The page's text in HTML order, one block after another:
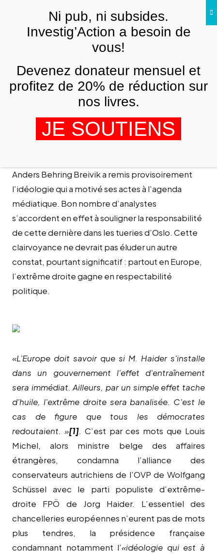
Extrême droite : inquiétante rupture
du cordon sanitaire européen
9 MAI 2012
Anders Behring Breivik a remis provisoirement
l’idéologie qui a motivé ses actes à l’agenda
médiatique. Bon nombre d’analystes
s’accordent en effet à souligner la responsabilité
de cette dernière dans les tueries d’Oslo. Cette
clairvoyance ne devrait pas éluder un autre
constat, pourtant significatif : partout en Europe,
l’extrême droite gagne en respectabilité
politique.
«L'Europe doit savoir que si M. Haider s'installe
dans un gouvernement l'effet d'entraînement
sera immédiat. Ailleurs, par un simple effet tache
d'huile, l'extrême droite sera banalisée. C'est le
cas de figure que tous les démocrates
redoutaient. »[1]. C’est par ces mots que Louis
Michel, alors ministre belge des affaires
étrangères, condamna l’alliance des
conservateurs autrichiens de l’OVP de Wolfgang
Schüssel avec le parti populiste d’extrême-
droite FPÖ de Jorg Haider. L’essentiel des
chancelleries européennes n’eurent pas de mots
plus tendres, la présidence française
condamnant notamment l’«idéologie qui est à
ANALYSES ET TÉMOIGNAGES
FRNi pub, ni subsides.
Investig’Action a besoin de
vous!
Devenez donateur mensuel et
profitez de 20% de réduction sur
nos livres.
JE SOUTIENS